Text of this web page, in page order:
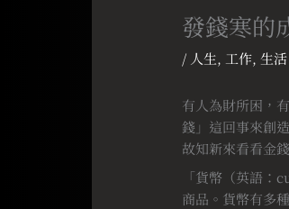
發錢寒的
/ 人生, 工作,生活
有人為財所困，
錢」這回事來創
故知新來看看金
「貨幣（英語
商品。貨幣有多